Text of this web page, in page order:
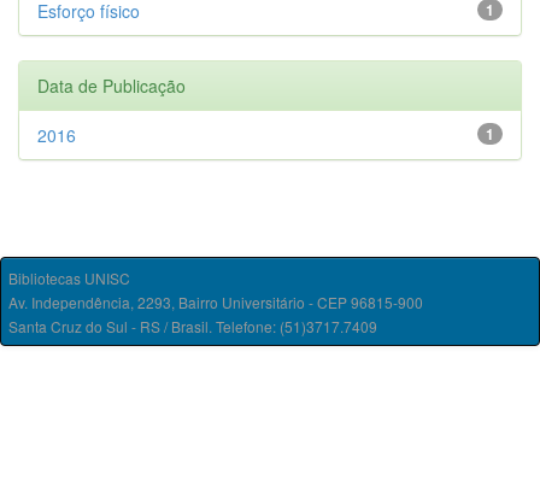
1
Esforço físico
Data de Publicação
1
2016
Bibliotecas UNISC
Av. Independência, 2293, Bairro Universitário - CEP 96815-900
Santa Cruz do Sul - RS / Brasil. Telefone: (51)3717.7409